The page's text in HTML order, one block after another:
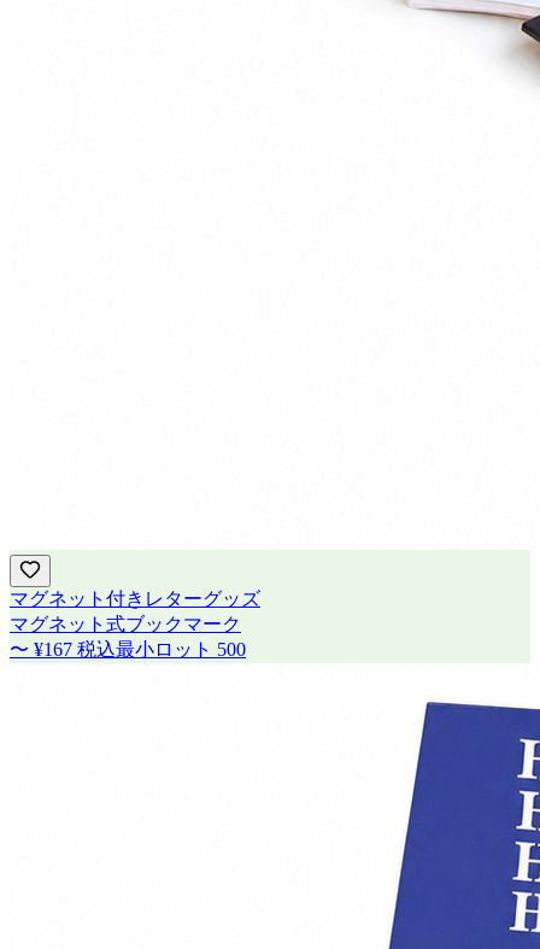
マグネット付きレターグッズ
マグネット式ブックマーク
〜 ¥167 税込最小ロット 500